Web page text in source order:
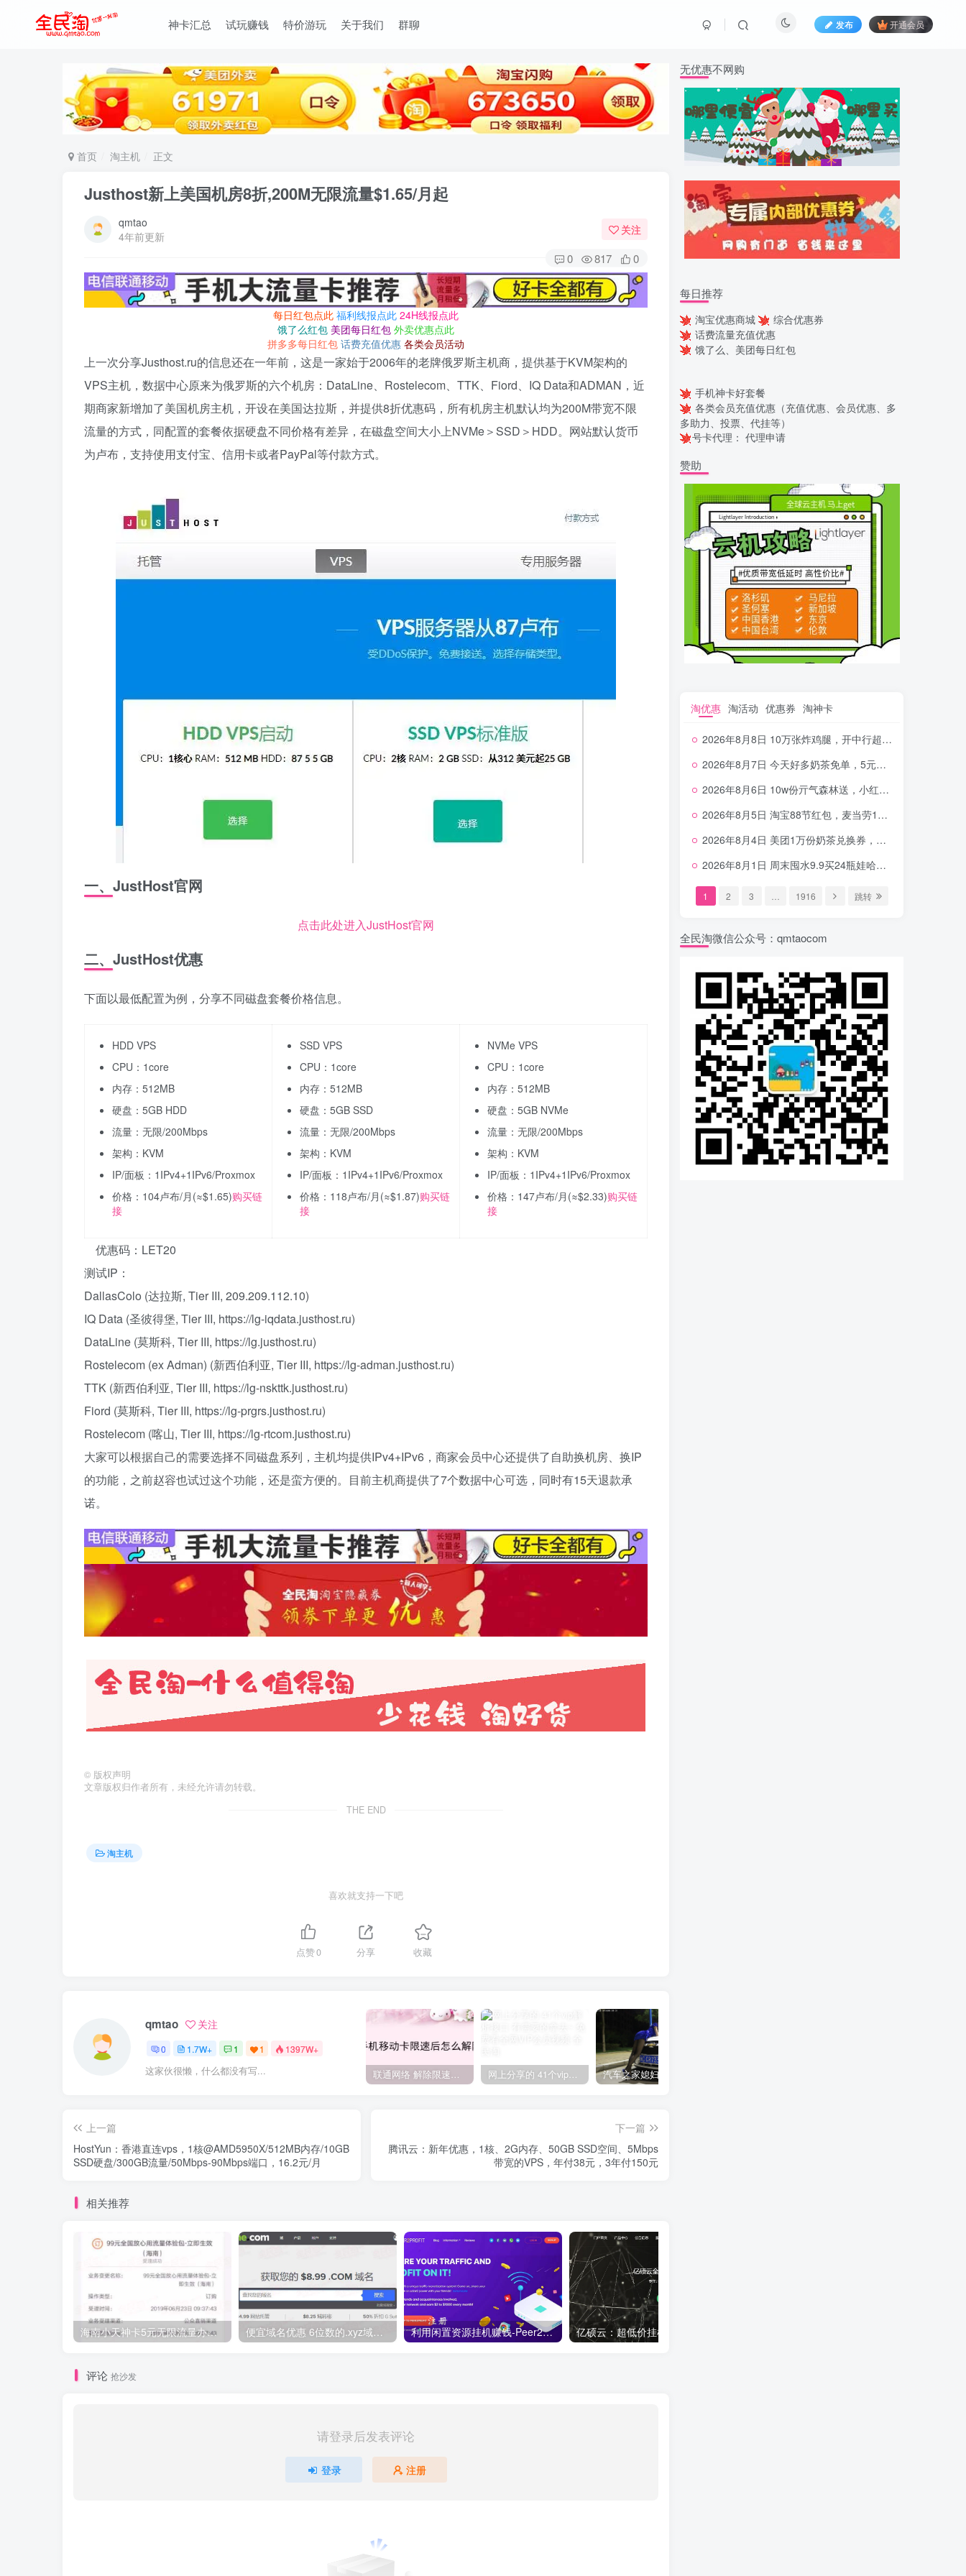
神卡汇总 试玩赚钱 特价游玩 关于我们 群聊 发布 开通会员
首页 淘主机 正文
Justhost新上美国机房8折,200M无限流量$1.65/月起
qmtao
4年前更新
关注
0 817 0
每日红包点此 福利线报点此 24H线报点此
饿了么红包 美团每日红包 外卖优惠点此
拼多多每日红包 话费充值优惠 各类会员活动
上一次分享Justhost.ru的信息还在一年前，这是一家始于2006年的老牌俄罗斯主机商，提供基于KVM架构的
VPS主机，数据中心原来为俄罗斯的六个机房：DataLine、Rostelecom、TTK、Fiord、IQ Data和ADMAN，近
期商家新增加了美国机房主机，开设在美国达拉斯，并提供8折优惠码，所有机房主机默认均为200M带宽不限
流量的方式，同配置的套餐依据硬盘不同价格有差异，在磁盘空间大小上NVMe＞SSD＞HDD。网站默认货币
为卢布，支持使用支付宝、信用卡或者PayPal等付款方式。
一、JustHost官网
点击此处进入JustHost官网
二、JustHost优惠
下面以最低配置为例，分享不同磁盘套餐价格信息。
HDD VPS
CPU：1core
内存：512MB
硬盘：5GB HDD
流量：无限/200Mbps
架构：KVM
IP/面板：1IPv4+1IPv6/Proxmox
价格：104卢布/月(≈$1.65)购买链
接
SSD VPS
CPU：1core
内存：512MB
硬盘：5GB SSD
流量：无限/200Mbps
架构：KVM
IP/面板：1IPv4+1IPv6/Proxmox
价格：118卢布/月(≈$1.87)购买链
接
NVMe VPS
CPU：1core
内存：512MB
硬盘：5GB NVMe
流量：无限/200Mbps
架构：KVM
IP/面板：1IPv4+1IPv6/Proxmox
价格：147卢布/月(≈$2.33)购买链
接
优惠码：LET20
测试IP：
DallasColo (达拉斯, Tier III, 209.209.112.10)
IQ Data (圣彼得堡, Tier III, https://lg-iqdata.justhost.ru)
DataLine (莫斯科, Tier III, https://lg.justhost.ru)
Rostelecom (ex Adman) (新西伯利亚, Tier III, https://lg-adman.justhost.ru)
TTK (新西伯利亚, Tier III, https://lg-nskttk.justhost.ru)
Fiord (莫斯科, Tier III, https://lg-prgrs.justhost.ru)
Rostelecom (喀山, Tier III, https://lg-rtcom.justhost.ru)
大家可以根据自己的需要选择不同磁盘系列，主机均提供IPv4+IPv6，商家会员中心还提供了自助换机房、换IP
的功能，之前赵容也试过这个功能，还是蛮方便的。目前主机商提供了7个数据中心可选，同时有15天退款承
诺。
© 版权声明
文章版权归作者所有，未经允许请勿转载。
THE END
淘主机
喜欢就支持一下吧
点赞0 分享 收藏
qmtao 关注
0 1.7W+ 1 1 1397W+
这家伙很懒，什么都没有写... 联通网络 解除限速方法参考！畅享、畅玩、老白干等及其它地区自测了 网上分享的 41个vip解析接口 有需要的拿去~ 免费看全网VIP会员视频
上一篇
HostYun：香港直连vps，1核@AMD5950X/512MB内存/10GB
SSD硬盘/300GB流量/50Mbps-90Mbps端口，16.2元/月
下一篇
腾讯云：新年优惠，1核、2G内存、50GB SSD空间、5Mbps
带宽的VPS，年付38元，3年付150元
相关推荐
海南小天神卡5元无限流量办理的方法，5元流量不限量自行车来了 便宜域名优惠 6位数的.xyz域名 注册10年 仅需5.89美元折33元！ 利用闲置资源挂机赚钱-Peer2Profit ，支持windows,linux,Android多平台
评论 抢沙发
请登录后发表评论
登录 注册
无优惠不网购
每日推荐
淘宝优惠商城
综合优惠券
话费流量充值优惠
饿了么、美团每日红包
手机神卡好套餐
各类会员充值优惠（充值优惠、会员优惠、多
多助力、投票、代挂等）
号卡代理： 代理申请
赞助
淘优惠 淘活动 优惠券 淘神卡
2026年8月8日 10万张炸鸡腿，开中行超给利，美团奶茶0.01，加油券，千问1.8~18.8体验金等
2026年8月7日 今天好多奶茶免单，5元农行省钱卡，京东抢0.01沪上，邮储5.88元等
2026年8月6日 10w份亓气森林送，小红书12元无门槛，中行电费30-10，0元柠檬水+0撸汉堡等
2026年8月5日 淘宝88节红包，麦当劳150万份柠檬水，三万份瑞幸免单，霸王9万份0.01券等
2026年8月4日 美团1万份奶茶兑换券，农行5E卡，中行支付超给利，美团领18个冰激凌，小米每天领2-6元等等
2026年8月1日 周末囤水9.9买24瓶娃哈哈，建行100元京东券，移动5元话费，麦当劳甜筒，交行立减金等
1 2 3 1916 跳转
全民淘微信公众号：qmtaocom